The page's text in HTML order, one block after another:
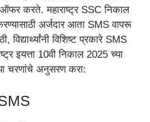
करते. महाराष्ट्र SSC निकाल
अर्जदार आता SMS वापरू
विद्यार्थ्यांनी विशिष्ट प्रकारे SMS
इयत्ता 10वी निकाल 2025 च्या
चरणांचे अनुसरण करा: